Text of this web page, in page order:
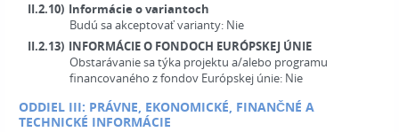
II.2.10) Informácie o variantoch
Budú sa akceptovať varianty: Nie
II.2.13) INFORMÁCIE O FONDOCH EURÓPSKEJ ÚNIE
Obstarávanie sa týka projektu a/alebo programu
financovaného z fondov Európskej únie: Nie
ODDIEL III: PRÁVNE, EKONOMICKÉ, FINANČNÉ A
TECHNICKÉ INFORMÁCIE